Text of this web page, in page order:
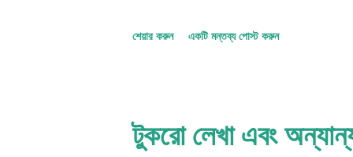
"দ্রুত এবং ব্যথাহীন" বা “quick and
শেয়ার করুন একটি মন্তব্য পোস্ট করুন
টুকরো লেখা এবং